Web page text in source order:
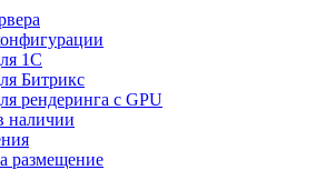
1С
Битрикс
рендеринга с GPU
наличии
размещение